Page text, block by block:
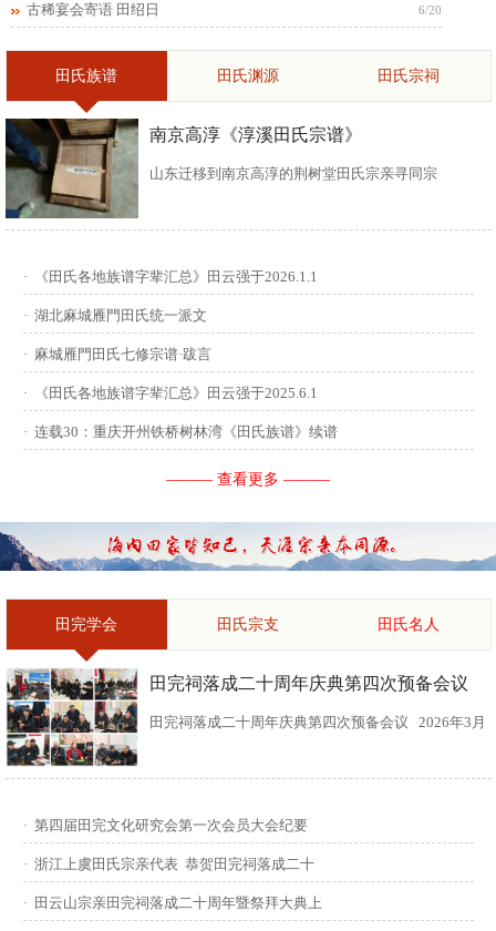
古稀宴会寄语 田绍日 6/20
田氏族谱 田氏渊源 田氏宗祠
南京高淳《淳溪田氏宗谱》
山东迁移到南京高淳的荆树堂田氏宗亲寻同宗
· 《田氏各地族谱字辈汇总》田云强于2026.1.1
· 湖北麻城雁門田氏统一派文
· 麻城雁門田氏七修宗谱·跋言
· 《田氏各地族谱字辈汇总》田云强于2025.6.1
· 连载30：重庆开州铁桥树林湾《田氏族谱》续谱
——— 查看更多 ———
田完学会 田氏宗支 田氏名人
田完祠落成二十周年庆典第四次预备会议
田完祠落成二十周年庆典第四次预备会议 2026年3月
祖”第四次预备会议。 常务副会长田传灿宗亲主持会
议...
· 第四届田完文化研究会第一次会员大会纪要
· 浙江上虞田氏宗亲代表 恭贺田完祠落成二十
· 田云山宗亲田完祠落成二十周年暨祭拜大典上